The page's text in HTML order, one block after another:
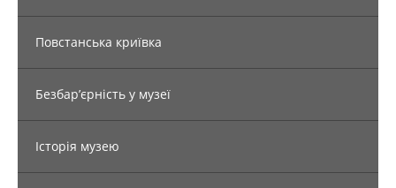
Повстанська криївка
Безбар’єрність у музеї
Історія музею